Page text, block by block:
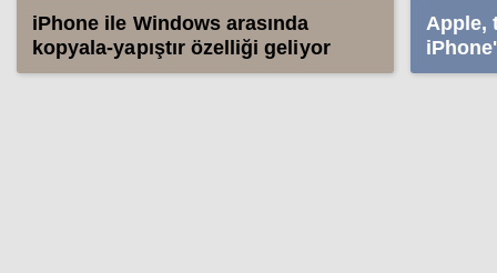
iPhone ile Windows arasında
kopyala-yapıştır özelliği geliyor
Apple,